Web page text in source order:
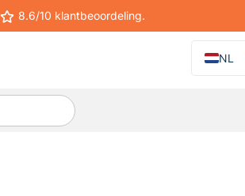
8.6/10 klantbeoordeling.
NL